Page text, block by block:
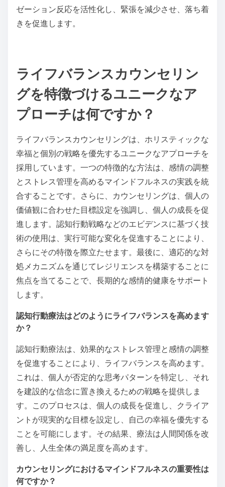
ゼーション反応を活性化し、緊張を減少させ、落ち着
きを促進します。
ライフバランスカウンセリン
グを特徴づけるユニークなア
プローチは何ですか？
ライフバランスカウンセリングは、ホリスティックな
幸福と個別の戦略を優先するユニークなアプローチを
採用しています。一つの特徴的な方法は、感情の調整
とストレス管理を高めるマインドフルネスの実践を統
合することです。さらに、カウンセリングは、個人の
価値観に合わせた目標設定を強調し、個人の成長を促
進します。認知行動戦略などのエビデンスに基づく技
術の使用は、実行可能な変化を促進することにより、
さらにその特徴を際立たせます。最後に、適応的な対
処メカニズムを通じてレジリエンスを構築することに
焦点を当てることで、長期的な感情的健康をサポート
します。
認知行動療法はどのようにライフバランスを高めます
か？
認知行動療法は、効果的なストレス管理と感情の調整
を促進することにより、ライフバランスを高めます。
これは、個人が否定的な思考パターンを特定し、それ
を建設的な信念に置き換えるための戦略を提供しま
す。このプロセスは、個人の成長を促進し、クライア
ントが現実的な目標を設定し、自己の幸福を優先する
ことを可能にします。その結果、療法は人間関係を改
善し、人生全体の満足度を高めます。
カウンセリングにおけるマインドフルネスの重要性は
何ですか？